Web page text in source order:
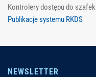
Kontrolery dostępu do szafek
Publikacje systemu RKDS
NEWSLETTER